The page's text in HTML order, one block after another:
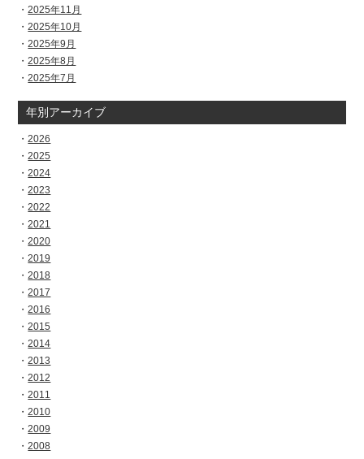
2025年11月
2025年10月
2025年9月
2025年8月
2025年7月
年別アーカイブ
2026
2025
2024
2023
2022
2021
2020
2019
2018
2017
2016
2015
2014
2013
2012
2011
2010
2009
2008